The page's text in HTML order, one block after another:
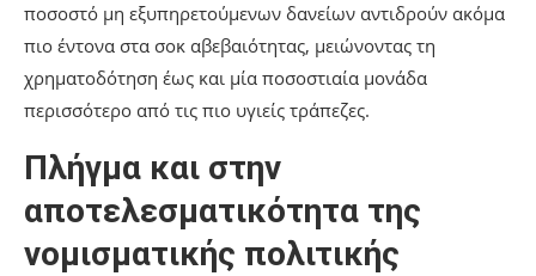
ποσοστό μη εξυπηρετούμενων δανείων αντιδρούν ακόμα
πιο έντονα στα σοκ αβεβαιότητας, μειώνοντας τη
χρηματοδότηση έως και μία ποσοστιαία μονάδα
περισσότερο από τις πιο υγιείς τράπεζες.
Πλήγμα και στην
αποτελεσματικότητα της
νομισματικής πολιτικής